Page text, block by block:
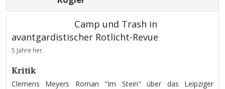
Camp und Trash in
avantgardistischer Rotlicht-Revue
5 Jahre her.
Kritik
Clemens Meyers Roman "Im Stein" über das Leipziger